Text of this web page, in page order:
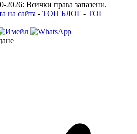
2026: Всички права запазени.
на сайта - ТОП БЛОГ - ТОП